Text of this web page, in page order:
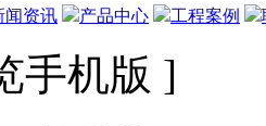
闻资讯 产品中心 工程案例
手机版 ]